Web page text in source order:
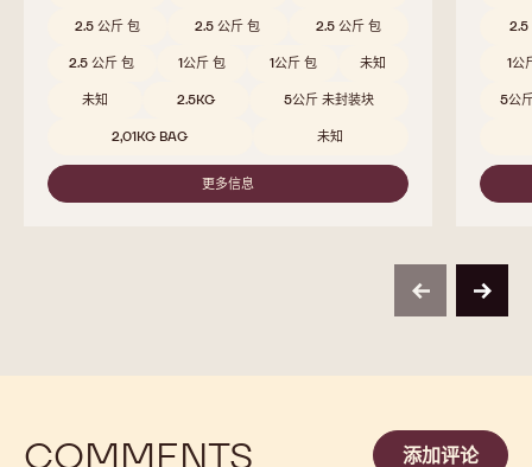
2.5 公斤 包 2.5 公斤 包 2.5 公斤 包
2.5 公斤 包 1公斤 包 1公斤 包 未知
未知 2.5KG 5公斤 未封装块
2,01KG BAG 未知
更多信息
-
2.5
1公
5公
previousnext
COMMENTS 添加评论